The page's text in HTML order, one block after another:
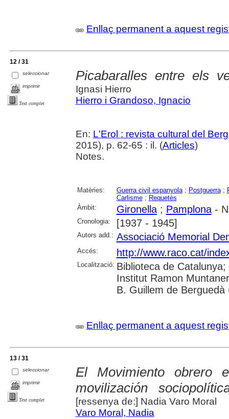
Enllaç permanent a aquest
12 / 31
seleccionar
imprimir
Text complet
Picabaralles entre els
Ignasi Hierro
Hierro i Grandoso, Ignacio
En: L'Erol : revista cultural del
2015), p. 62-65 : il. (Articles)
Notes.
Matèries: Guerra civil espanyola; Postguerra;
Carlisme; Requetès
Àmbit:
Gironella; Pamplona-
Cronologia: [1937 - 1945]
Autors add.: Associació Memorial
Accés: http://www.raco.cat/
Localització: Biblioteca de
Institut Ramon
B. Guillem de Berguedà
Enllaç permanent a aquest
13 / 31
seleccionar
imprimir
Text complet
El Movimiento
movilización
[ressenya de:] Nadia Varo Moral
Varo Moral, Nadia